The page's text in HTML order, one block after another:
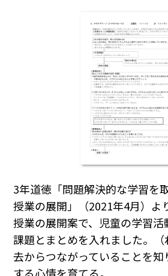
3年道徳「問題解決的な学習を
授業の展開」（2021年4月）よ
授業の展開案で、児童の学習
課題とまとめを入れました。
去からつながっていることを知